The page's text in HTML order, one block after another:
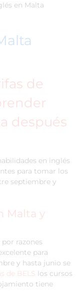
en Malta
de
después
en inglés
para tomar los
septiembre y
Malta y
razones
para
y hasta junio se
de BELS los cursos
tiene